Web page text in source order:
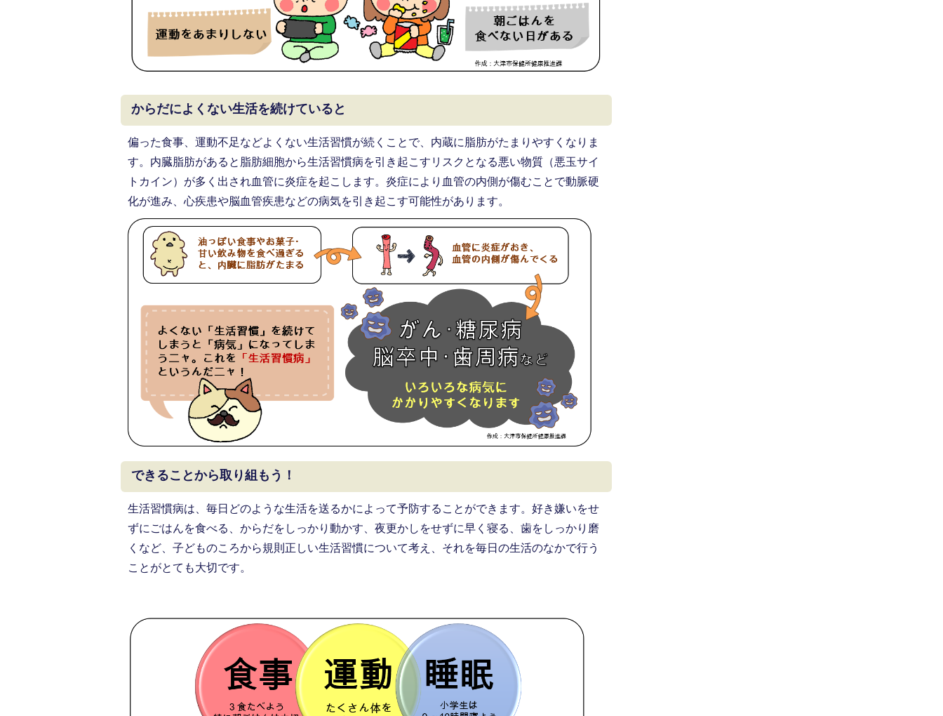
からだによくない生活を続けていると
偏った食事、運動不足などよくない生活習慣が続くことで、内蔵に脂肪がたまりやすくなりま
す。内臓脂肪があると脂肪細胞から生活習慣病を引き起こすリスクとなる悪い物質（悪玉サイ
トカイン）が多く出され血管に炎症を起こします。炎症により血管の内側が傷むことで動脈硬
化が進み、心疾患や脳血管疾患などの病気を引き起こす可能性があります。
できることから取り組もう！
生活習慣病は、毎日どのような生活を送るかによって予防することができます。好き嫌いをせ
ずにごはんを食べる、からだをしっかり動かす、夜更かしをせずに早く寝る、歯をしっかり磨
くなど、子どものころから規則正しい生活習慣について考え、それを毎日の生活のなかで行う
ことがとても大切です。